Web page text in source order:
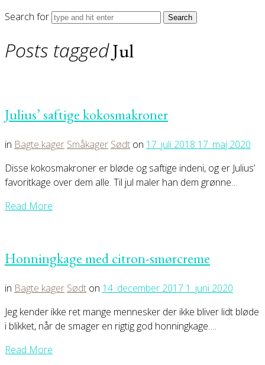
Search for
Posts taggedJul
Julius’ saftige kokosmakroner
in Bagte kager Småkager Sødt on 17. juli 2018 17. maj 2020
Disse kokosmakroner er bløde og saftige indeni, og er Julius’
favoritkage over dem alle. Til jul maler han dem grønne…
Read More
Honningkage med citron-smørcreme
in Bagte kager Sødt on 14. december 2017 1. juni 2020
Jeg kender ikke ret mange mennesker der ikke bliver lidt bløde
i blikket, når de smager en rigtig god honningkage….
Read More